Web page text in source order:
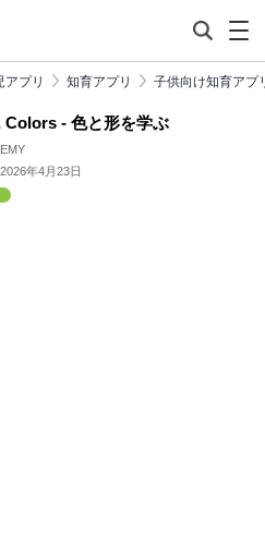
アプリ 知育アプリ 子供向け知育アプ
- 色と形を学ぶ
2026年4月23日